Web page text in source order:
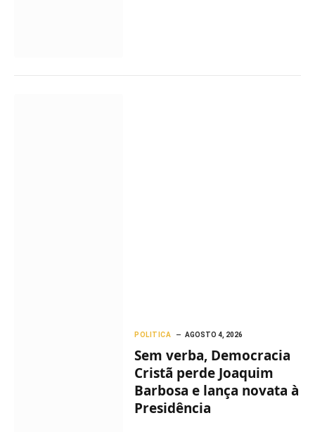
POLITICA AGOSTO 4, 2026
Sem verba, Democracia
Cristã perde Joaquim
Barbosa e lança novata à
Presidência